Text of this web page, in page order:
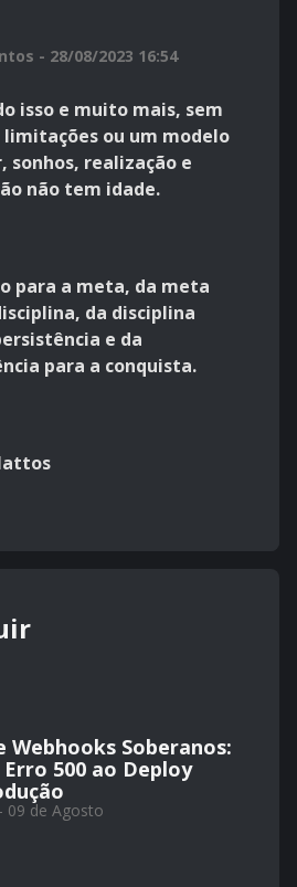
- 28/08/2023 16:54
isso e muito mais, sem
ou um modelo
sonhos, realização e
não tem idade.
para a meta, da meta
da disciplina
e da
para a conquista.
Webhooks Soberanos:
500 ao Deploy
09 de Agosto